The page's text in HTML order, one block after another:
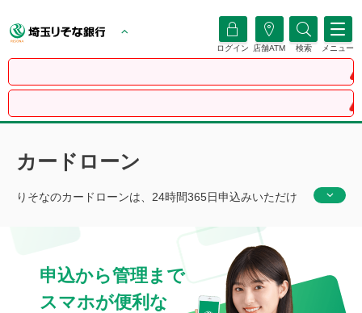
ログイン 店舗ATM 検索 メニュー
【重要
【7月31日
カードローン
りそなのカードローンは、24時間365日申込みいただけ
限度額に合わせた金利が設定されており、利用限度額の
範囲内であればコンビニATMからも借入可能で使い道は
自由です。
申込から管理まで
スマホが便利な